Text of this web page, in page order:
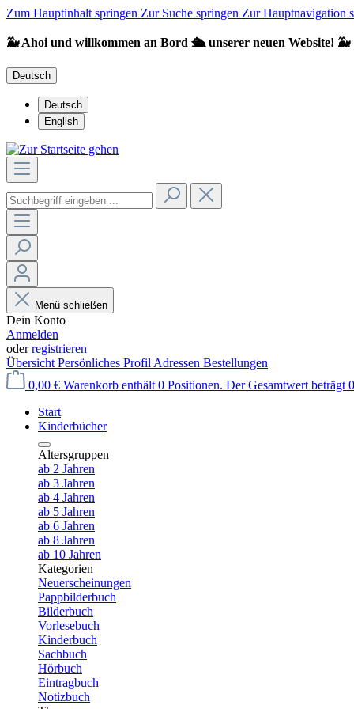
Zum Hauptinhalt springen Zur Suche springen Zur Hauptnavigation
🐳 Ahoi und willkommen an Bord 🛳️ unserer neuen Website! 🐳
Deutsch
Deutsch
English
Menü schließen
Dein Konto
Anmelden
oderregistrieren
Übersicht Persönliches Profil Adressen Bestellungen
0,00 € Warenkorb enthält 0 Positionen. Der Gesamtwert beträgt
Start
Kinderbücher
Altersgruppen
ab 2 Jahren
ab 3 Jahren
ab 4 Jahren
ab 5 Jahren
ab 6 Jahren
ab 8 Jahren
ab 10 Jahren
Kategorien
Neuerscheinungen
Pappbilderbuch
Bilderbuch
Vorlesebuch
Kinderbuch
Sachbuch
Hörbuch
Eintragbuch
Notizbuch